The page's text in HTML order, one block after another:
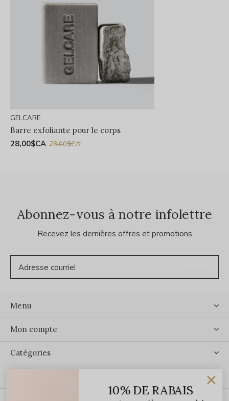
GELCARE
Barre exfoliante pour le corps
28,00$CA 28,00$CA
Abonnez-vous à notre infolettre
Recevez les dernières offres et promotions
Menu
Mon compte
Catégories
10% DE RABAIS